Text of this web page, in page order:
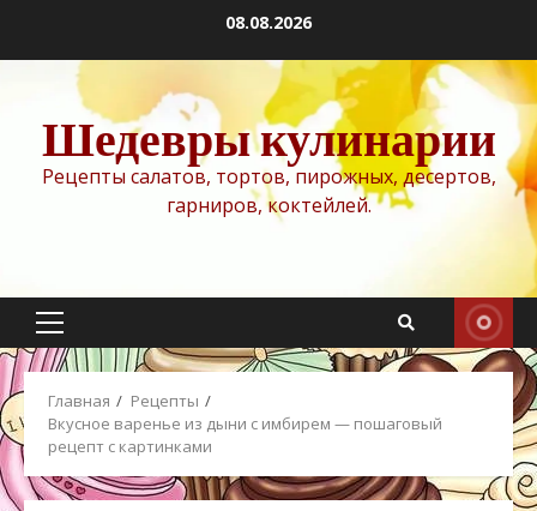
содержимому
08.08.2026
Шедевры кулинарии
Рецепты салатов, тортов, пирожных, десертов,
гарниров, коктейлей.
Основное
меню
Главная
Рецепты
Вкусное варенье из дыни с имбирем — пошаговый
рецепт с картинками